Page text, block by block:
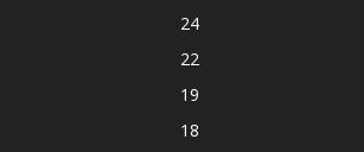
24
22
19
18